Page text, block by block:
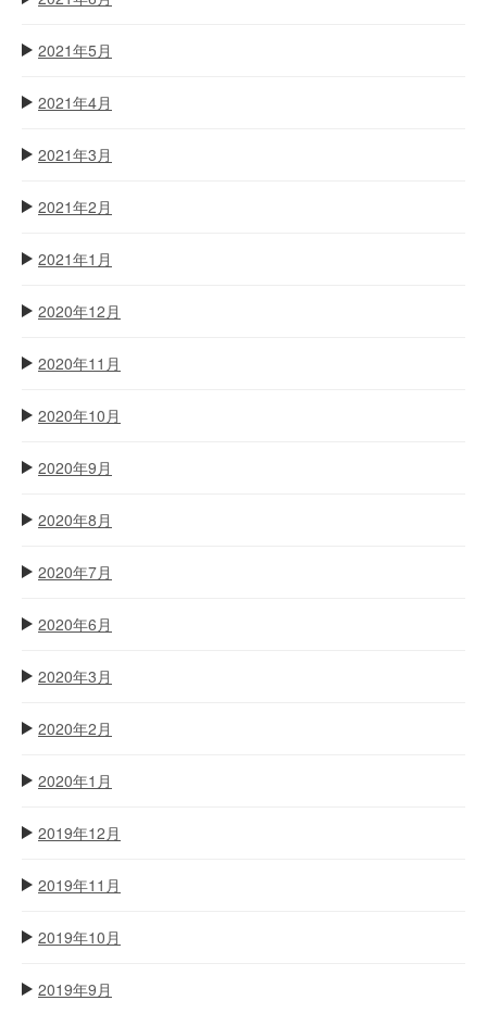
2021年5月
2021年4月
2021年3月
2021年2月
2021年1月
2020年12月
2020年11月
2020年10月
2020年9月
2020年8月
2020年7月
2020年6月
2020年3月
2020年2月
2020年1月
2019年12月
2019年11月
2019年10月
2019年9月